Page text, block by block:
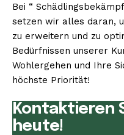
Bei “
setzen wir alles daran,
zu erweitern und zu
Bedürfnissen unserer
Wohlergehen und Ihre
höchste Priorität!
Kontaktieren
heute!